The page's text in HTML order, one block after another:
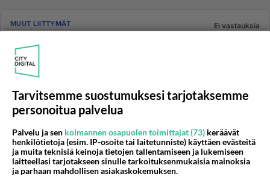
MUUT LIITTYMÄT Ei vastauksia
Sain tänään puhelun numerosta, joka ei ole käytössä.
Tai tällaisen viestin sain yrittäessä soittaa takaisin.
07.01.2015 07:36 0 89
MUUT LIITTYMÄT Vastattu 11v
puhelin kiinni ja ulkomaat?
Osaisikohan täällä joku auttaa... kun yritin tuttavaani
Tarvitsemme suostumuksesi tarjotaksemme
personoitua palvelua
Palvelu ja sen kolmannen osapuolen toimittajat (73) keräävät
henkilötietoja (esim. IP-osoite tai laitetunniste) käyttäen evästeitä
ja muita teknisiä keinoja tietojen tallentamiseen ja lukemiseen
laitteellasi tarjotakseen sinulle tarkoituksenmukaisia mainoksia
ja parhaan mahdollisen asiakaskokemuksen.